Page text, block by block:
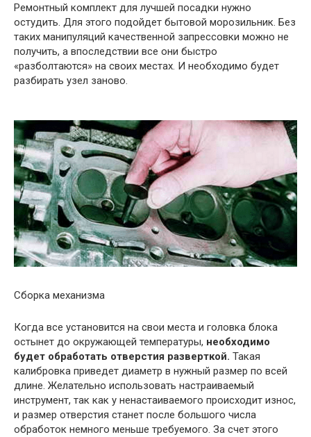
Ремонтный комплект для лучшей посадки нужно
остудить. Для этого подойдет бытовой морозильник. Без
таких манипуляций качественной запрессовки можно не
получить, а впоследствии все они быстро
«разболтаются» на своих местах. И необходимо будет
разбирать узел заново.
Сборка механизма
Когда все установится на свои места и головка блока
остынет до окружающей температуры, необходимо
будет обработать отверстия разверткой. Такая
калибровка приведет диаметр в нужный размер по всей
длине. Желательно использовать настраиваемый
инструмент, так как у ненастаиваемого происходит износ,
и размер отверстия станет после большого числа
обработок немного меньше требуемого. За счет этого